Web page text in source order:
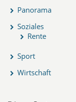
Panorama
Soziales
Rente
Sport
Wirtschaft